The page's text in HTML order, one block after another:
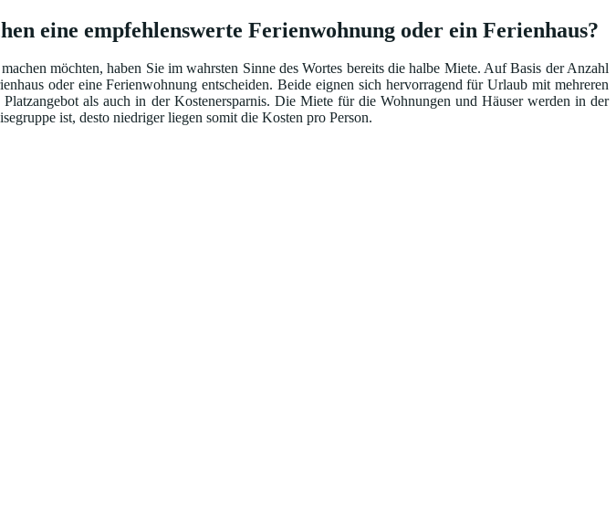
eine empfehlenswerte Ferienwohnung oder ein Ferienhaus?
möchten, haben Sie im wahrsten Sinne des Wortes bereits die halbe Miete. Auf Basis der Anzahl
oder eine Ferienwohnung entscheiden. Beide eignen sich hervorragend für Urlaub mit mehreren
als auch in der Kostenersparnis. Die Miete für die Wohnungen und Häuser werden in der
ist, desto niedriger liegen somit die Kosten pro Person.